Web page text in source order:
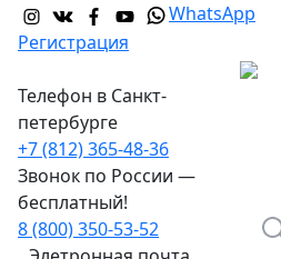
WhatsApp
Регистрация
Телефон в Санкт-
петербурге
+7 (812) 365-48-36
Звонок по России —
бесплатный!
8 (800) 350-53-52